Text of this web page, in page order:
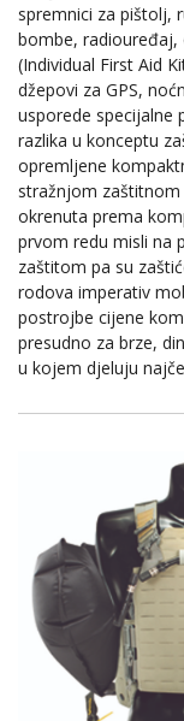
spremnici za pištolj,
bombe, radiouređaj,
(Individual First Aid
džepovi za GPS,
usporede specijalne
razlika u konceptu
opremljene
stražnjom
okrenuta prema
prvom redu misli na
zaštitom pa su
rodova imperativ
postrojbe cijene
presudno za brze,
u kojem djeluju